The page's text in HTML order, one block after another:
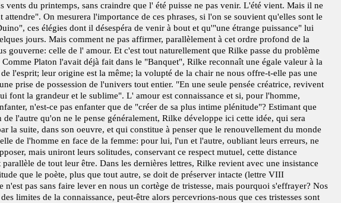
vents du printemps, sans craindre que l' été puisse ne pas venir. L'été vient. Mais il ne
On mesurera l'importance de ces phrases, si l'on se souvient qu'elles sont le
ces élégies dont il désespéra de venir à bout et qu'"une étrange puissance" lui
jours. Mais comment ne pas affirmer, parallèlement à cet ordre profond de la
gouverne: celle de l' amour. Et c'est tout naturellement que Rilke passe du problème
Platon l'avait déjà fait dans le "Banquet", Rilke reconnaît une égale valeur à la
l'esprit; leur origine est la même; la volupté de la chair ne nous offre-t-elle pas une
prise de possession de l'univers tout entier. "En une seule pensée créatrice, revivent
font la grandeur et le sublime". L' amour est connaissance et si, pour l'homme,
n'est-ce pas enfanter que de "créer de sa plus intime plénitude"? Estimant que
de l'autre qu'on ne le pense généralement, Rilke développe ici cette idée, qui sera
la suite, dans son oeuvre, et qui constitue à penser que le renouvellement du monde
de l'homme en face de la femme: pour lui, l'un et l'autre, oubliant leurs erreurs, ne
mais uniront leurs solitudes, conservant ce respect mutuel, cette distance
de tout leur être. Dans les dernières lettres, Rilke revient avec une insistance
que le poète, plus que tout autre, se doit de préserver intacte (lettre VIII
n'est pas sans faire lever en nous un cortège de tristesse, mais pourquoi s'effrayer? Nos
limites de la connaissance, peut-être alors percevrions-nous que ces tristesses sont